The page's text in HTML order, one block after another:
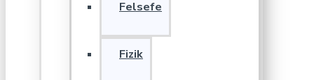
Felsefe
Fizik